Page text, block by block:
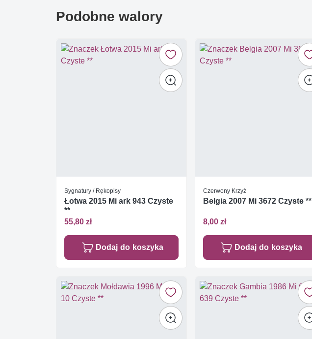
Podobne walory
Sygnatury / Rękopisy
Łotwa 2015 Mi ark 943 Czyste
**
55,80 zł
Dodaj do koszyka
Czerwony Krzyż
Belgia 2007 Mi 3672 Czyste **
8,00 zł
Dodaj do koszyka